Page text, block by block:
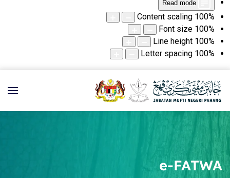
Read mode
Content scaling 100%
Font size 100%
Line height 100%
Letter spacing 100%
e-FATWA